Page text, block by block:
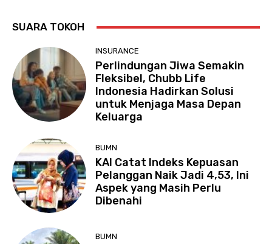
SUARA TOKOH
INSURANCE
Perlindungan Jiwa Semakin
Fleksibel, Chubb Life
Indonesia Hadirkan Solusi
untuk Menjaga Masa Depan
Keluarga
BUMN
KAI Catat Indeks Kepuasan
Pelanggan Naik Jadi 4,53, Ini
Aspek yang Masih Perlu
Dibenahi
BUMN